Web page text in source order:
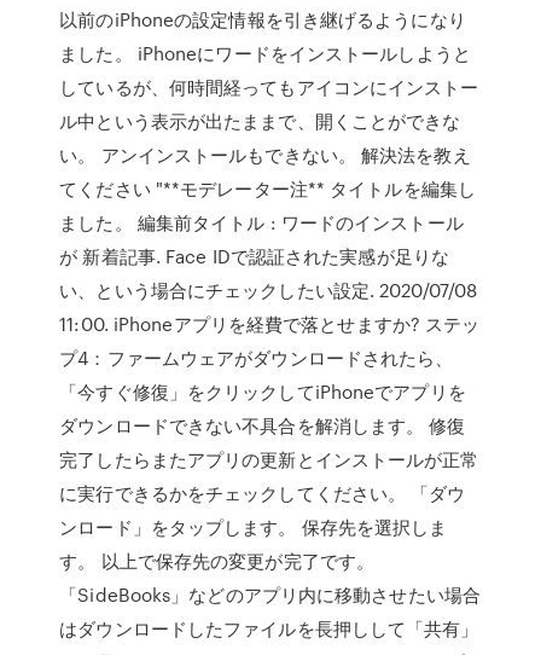
以前のiPhoneの設定情報を引き継げるようになり
ました。 iPhoneにワードをインストールしようと
しているが、何時間経ってもアイコンにインストー
ル中という表示が出たままで、開くことができな
い。 アンインストールもできない。 解決法を教え
てください "**モデレーター注** タイトルを編集し
ました。 編集前タイトル : ワードのインストール
が 新着記事. Face IDで認証された実感が足りな
い、という場合にチェックしたい設定. 2020/07/08
11:00. iPhoneアプリを経費で落とせますか? ステッ
プ4：ファームウェアがダウンロードされたら、
「今すぐ修復」をクリックしてiPhoneでアプリを
ダウンロードできない不具合を解消します。 修復
完了したらまたアプリの更新とインストールが正常
に実行できるかをチェックしてください。 「ダウ
ンロード」をタップします。 保存先を選択しま
す。 以上で保存先の変更が完了です。
「SideBooks」などのアプリ内に移動させたい場合
はダウンロードしたファイルを長押しして「共有」